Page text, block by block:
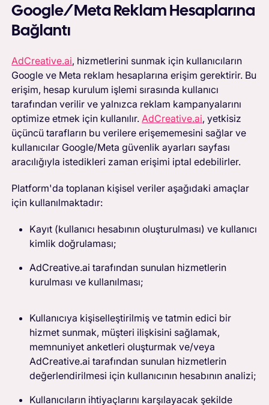
Google/Meta Reklam Hesaplarına
Bağlantı
AdCreative.ai, hizmetlerini sunmak için kullanıcıların
Google ve Meta reklam hesaplarına erişim gerektirir. Bu
erişim, hesap kurulum işlemi sırasında kullanıcı
tarafından verilir ve yalnızca reklam kampanyalarını
optimize etmek için kullanılır. AdCreative.ai, yetkisiz
üçüncü tarafların bu verilere erişememesini sağlar ve
kullanıcılar Google/Meta güvenlik ayarları sayfası
aracılığıyla istedikleri zaman erişimi iptal edebilirler.
Platform'da toplanan kişisel veriler aşağıdaki amaçlar
için kullanılmaktadır:
Kayıt (kullanıcı hesabının oluşturulması) ve kullanıcı
kimlik doğrulaması;
AdCreative.ai tarafından sunulan hizmetlerin
kurulması ve kullanılması;
Kullanıcıya kişiselleştirilmiş ve tatmin edici bir
hizmet sunmak, müşteri ilişkisini sağlamak,
memnuniyet anketleri oluşturmak ve/veya
AdCreative.ai tarafından sunulan hizmetlerin
değerlendirilmesi için kullanıcının hesabının analizi;
Kullanıcıların ihtiyaçlarını karşılayacak şekilde